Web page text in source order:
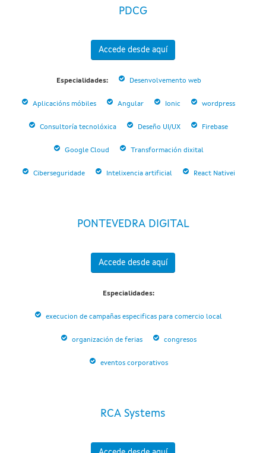
PDCG
Accede desde aquí
Especialidades: Desenvolvemento web
Aplicacións móbiles Angular Ionic wordpress
Consultoría tecnolóxica Deseño UI/UX Firebase
Google Cloud Transformación dixital
Ciberseguridade Intelixencia artificial React Nativei
PONTEVEDRA DIGITAL
Accede desde aquí
Especialidades:
execucion de campañas especificas para comercio local
organización de ferias congresos
eventos corporativos
RCA Systems